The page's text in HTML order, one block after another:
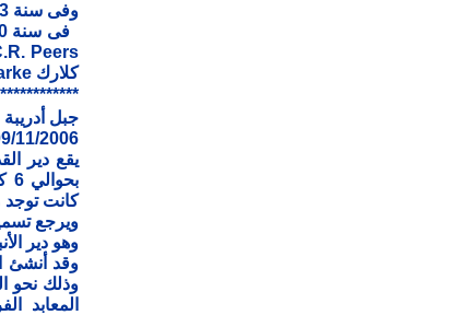
وفى سنة 1893 م فيرجسون Fergusson رسم خريطة للدير تفصيلية
فى سنة 1900 م كانت هناك دراسات عن الأديرة وممن ساهم فيها و . دى . بوك W. de Bock سنة 1901م - سى . أر . بيرس
كلارك S. Clarke & مونيرات .دى فيلارت Monneret de Villard سنة 1912
جبل
09/11/2006 م سوهاج – نادر
يقع دير
كانت توجد
ويرجع
وهو دير الأنبا
وقد أنشئ
وذلك نحو
المعابد